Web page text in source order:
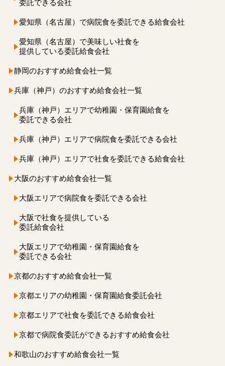
委託できる会社
愛知県（名古屋）で病院食を委託できる給食会社
愛知県（名古屋）で美味しい社食を
提供している委託給食会社
静岡のおすすめ給食会社一覧
兵庫（神戸）のおすすめ給食会社一覧
兵庫（神戸）エリアで幼稚園・保育園給食を
委託できる会社
兵庫（神戸）エリアで病院食を委託できる会社
兵庫（神戸）エリアで社食を委託できる給食会社
大阪のおすすめ給食会社一覧
大阪エリアで病院食を委託できる会社
大阪で社食を提供している
委託給食会社
大阪エリアで幼稚園・保育園給食を
委託できる会社
京都のおすすめ給食会社一覧
京都エリアの幼稚園・保育園給食委託会社
京都エリアで社食を委託できる給食会社
京都で病院食委託ができるおすすめ給食会社
和歌山のおすすめ給食会社一覧